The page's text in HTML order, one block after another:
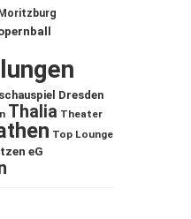
Dresden
Thalia Theater
Top Lounge
eG